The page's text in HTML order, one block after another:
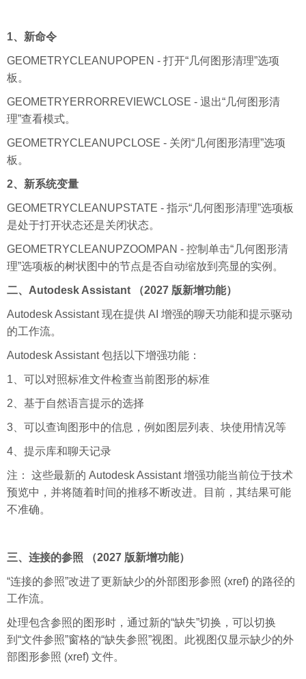
1、新命令
GEOMETRYCLEANUPOPEN - 打开“几何图形清理”选项
板。
GEOMETRYERRORREVIEWCLOSE - 退出“几何图形清
理”查看模式。
GEOMETRYCLEANUPCLOSE - 关闭“几何图形清理”选项
板。
2、新系统变量
GEOMETRYCLEANUPSTATE - 指示“几何图形清理”选项板
是处于打开状态还是关闭状态。
GEOMETRYCLEANUPZOOMPAN - 控制单击“几何图形清
理”选项板的树状图中的节点是否自动缩放到亮显的实例。
二、Autodesk Assistant （2027 版新增功能）
Autodesk Assistant 现在提供 AI 增强的聊天功能和提示驱动
的工作流。
Autodesk Assistant 包括以下增强功能：
1、可以对照标准文件检查当前图形的标准
2、基于自然语言提示的选择
3、可以查询图形中的信息，例如图层列表、块使用情况等
4、提示库和聊天记录
注： 这些最新的 Autodesk Assistant 增强功能当前位于技术
预览中，并将随着时间的推移不断改进。目前，其结果可能
不准确。
三、连接的参照 （2027 版新增功能）
“连接的参照”改进了更新缺少的外部图形参照 (xref) 的路径的
工作流。
处理包含参照的图形时，通过新的“缺失”切换，可以切换
到“文件参照”窗格的“缺失参照”视图。此视图仅显示缺少的外
部图形参照 (xref) 文件。